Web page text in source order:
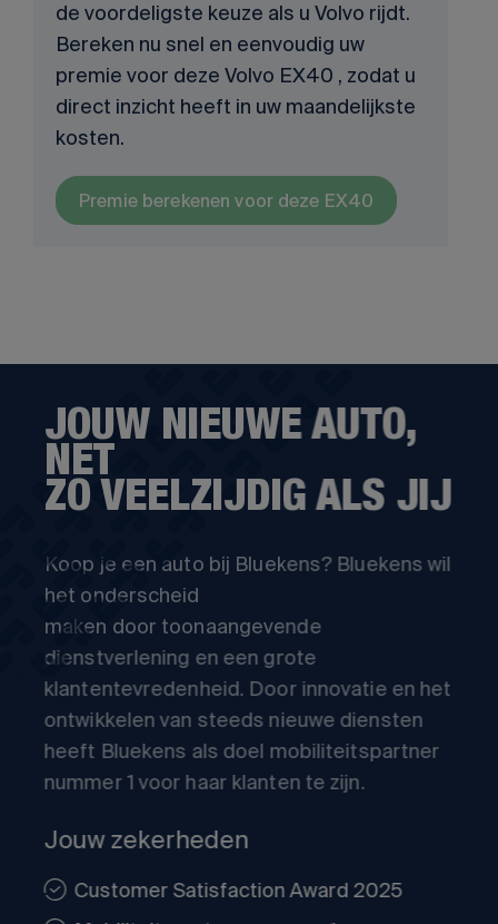
de voordeligste keuze als u Volvo rijdt.
Bereken nu snel en eenvoudig uw
premie voor deze Volvo EX40 , zodat u
direct inzicht heeft in uw maandelijkste
kosten.
Premie berekenen voor deze EX40
JOUW NIEUWE AUTO,
NET
ZO VEELZIJDIG ALS JIJ
Koop je een auto bij Bluekens? Bluekens wil
het onderscheid
maken door toonaangevende
dienstverlening en een grote
klantentevredenheid. Door innovatie en het
ontwikkelen van steeds nieuwe diensten
heeft Bluekens als doel mobiliteitspartner
nummer 1 voor haar klanten te zijn.
Jouw zekerheden
Customer Satisfaction Award 2025